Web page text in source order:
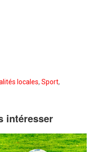
locales, Sport,
intéresser